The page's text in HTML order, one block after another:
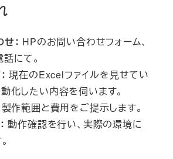
： HPのお問い合わせフォーム、
にて。
現在のExcelファイルを見せてい
化したい内容を伺います。
製作範囲と費用をご提示します。
動作確認を行い、実際の環境に